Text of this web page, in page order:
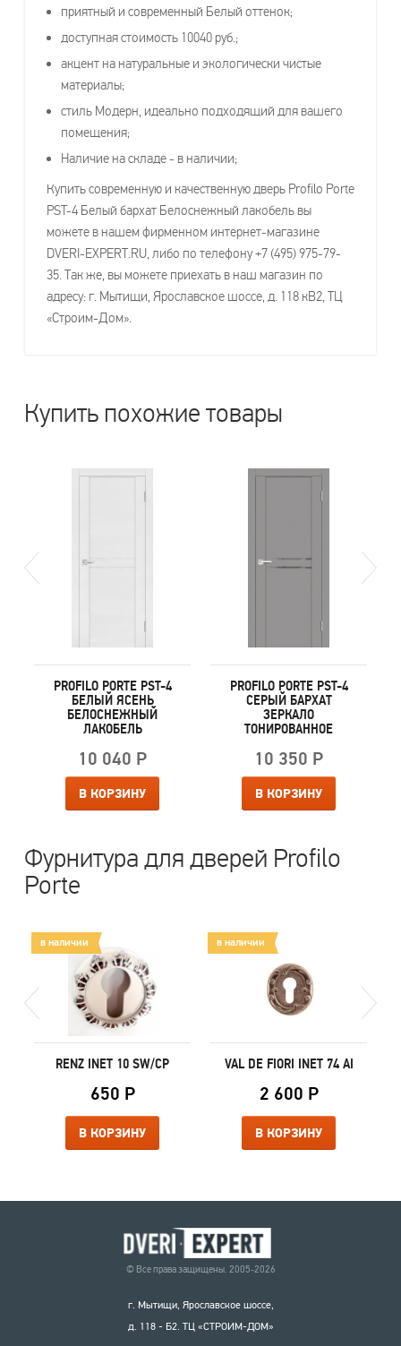
приятный и современный Белый оттенок;
доступная стоимость 10040 руб.;
акцент на натуральные и экологически чистые
материалы;
стиль Модерн, идеально подходящий для вашего
помещения;
Наличие на складе - в наличии;
Купить современную и качественную дверь Profilo Porte
PST-4 Белый бархат Белоснежный лакобель вы
можете в нашем фирменном интернет-магазине
DVERI-EXPERT.RU, либо по телефону +7 (495) 975-79-
35. Так же, вы можете приехать в наш магазин по
адресу: г. Мытищи, Ярославское шоссе, д. 118 кВ2, ТЦ
«Строим-Дом».
Купить похожие товары
PROFILO PORTE PST-4
БЕЛЫЙ ЯСЕНЬ
БЕЛОСНЕЖНЫЙ
ЛАКОБЕЛЬ
10 040 Р
В КОРЗИНУ
PROFILO PORTE PST-4
СЕРЫЙ БАРХАТ
ЗЕРКАЛО
ТОНИРОВАННОЕ
10 350 Р
В КОРЗИНУ
Фурнитура для дверей Profilo
Porte
в наличии
RENZ INET 10 SW/CP
650 Р
В КОРЗИНУ
в наличии
VAL DE FIORI INET 74 AI
2 600 Р
В КОРЗИНУ
© Все права защищены. 2005-2026
г. Мытищи, Ярославское шоссе,
д. 118 - Б2. ТЦ «СТРОИМ-ДОМ»